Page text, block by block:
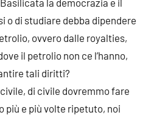
la democrazia e il
o di studiare debba dipendere
ovvero dalle royalties,
il petrolio non ce l’hanno,
tali diritti?
di civile dovremmo fare
più e più volte ripetuto, noi